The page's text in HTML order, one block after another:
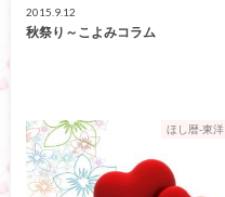
2015.9.12
秋祭り～こよみコラム
ほし暦-東洋